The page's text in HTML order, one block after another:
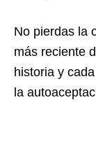
No pierdas la
más reciente
historia y
la